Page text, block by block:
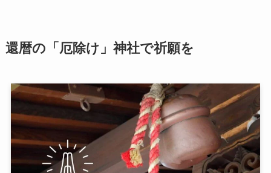
還暦の「厄除け」神社で祈願を